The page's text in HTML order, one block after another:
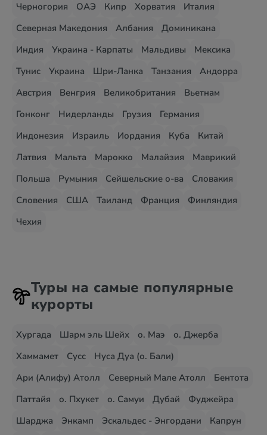
Черногория ОАЭ Кипр Хорватия
Италия
Северная Македония
Албания
Доминикана
Индия
Украина - Карпаты Мальдивы
Мексика
Тунис
Украина Шри-Ланка Танзания
Андорра
Австрия
Венгрия Великобритания
Вьетнам
Гонконг
Нидерланды Грузия
Германия
Индонезия
Израиль Иордания Куба
Китай
Латвия
Мальта Марокко Малайзия
Маврикий
Польша
Румыния Сейшельские о-ва
Словакия
Словения
США Таиланд Франция
Финляндия
Чехия
Туры на самые популярные
курорты
Хургада Шарм эль Шейх о. Маэ
о. Джерба
Хаммамет
Сусс
Нуса Дуа (о. Бали)
Ари (Алифу) Атолл
Северный Мале Атолл
Бентота
Паттайя
о. Пхукет о. Самуи Дубай
Фуджейра
Шарджа
Энкамп Эскальдес - Энгордани
Капрун